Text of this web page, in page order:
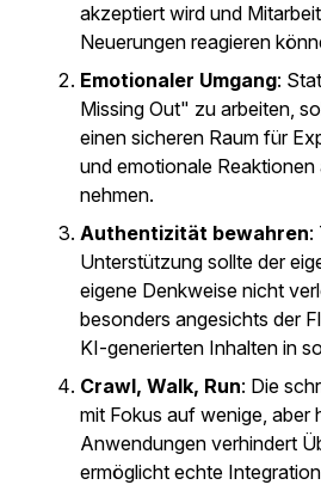
akzeptiert wird und
Neuerungen reagieren
Emotionaler Umgang:
Missing Out" zu arbeiten,
einen sicheren Raum für
und emotionale
nehmen.
Authentizität bewahren:
Unterstützung sollte der
eigene Denkweise nicht
besonders angesichts der
KI-generierten Inhalten in
Crawl, Walk, Run: Die
mit Fokus auf wenige, aber
Anwendungen verhindert
ermöglicht echte